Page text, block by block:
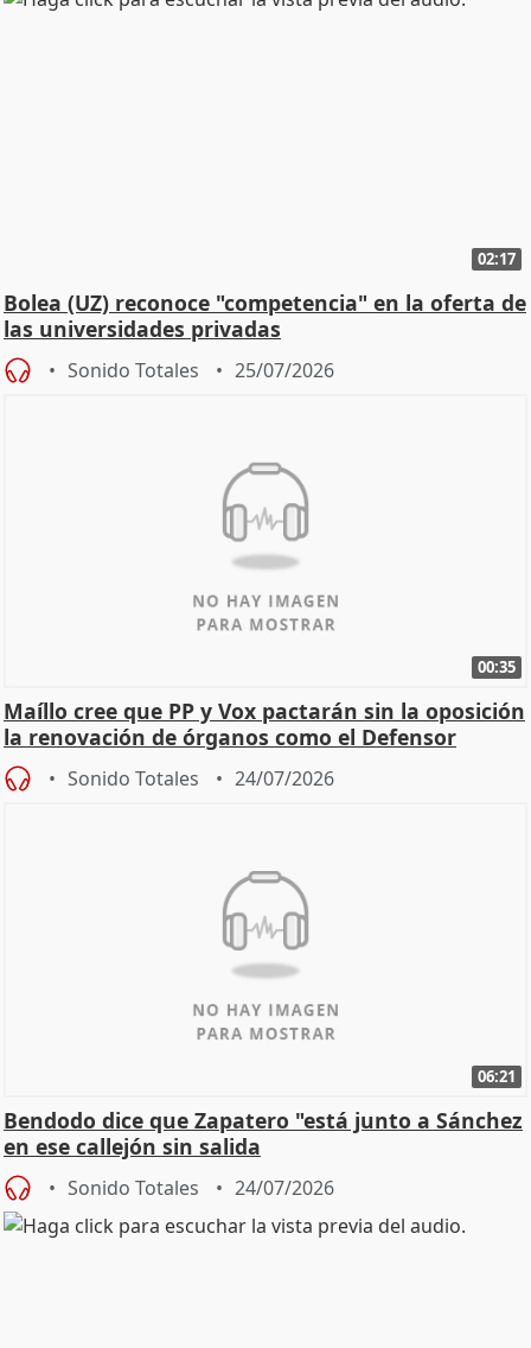
02:17
Bolea (UZ) reconoce "competencia" en la oferta de
las universidades privadas
Sonido Totales 25/07/2026
00:35
Maíllo cree que PP y Vox pactarán sin la oposición
la renovación de órganos como el Defensor
Sonido Totales 24/07/2026
06:21
Bendodo dice que Zapatero "está junto a Sánchez
en ese callejón sin salida
Sonido Totales 24/07/2026